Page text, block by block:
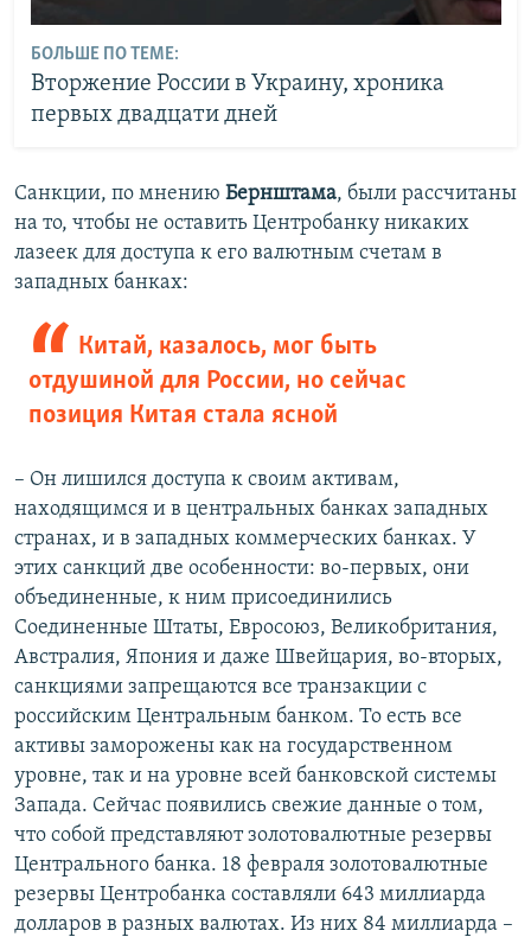
БОЛЬШЕ ПО ТЕМЕ:
Вторжение России в Украину, хроника
первых двадцати дней
Санкции, по мнению Бернштама, были рассчитаны
на то, чтобы не оставить Центробанку никаких
лазеек для доступа к его валютным счетам в
западных банках:
Китай, казалось, мог быть
отдушиной для России, но сейчас
позиция Китая стала ясной
– Он лишился доступа к своим активам,
находящимся и в центральных банках западных
странах, и в западных коммерческих банках. У
этих санкций две особенности: во-первых, они
объединенные, к ним присоединились
Соединенные Штаты, Евросоюз, Великобритания,
Австралия, Япония и даже Швейцария, во-вторых,
санкциями запрещаются все транзакции с
российским Центральным банком. То есть все
активы заморожены как на государственном
уровне, так и на уровне всей банковской системы
Запада. Сейчас появились свежие данные о том,
что собой представляют золотовалютные резервы
Центрального банка. 18 февраля золотовалютные
резервы Центробанка составляли 643 миллиарда
долларов в разных валютах. Из них 84 миллиарда –